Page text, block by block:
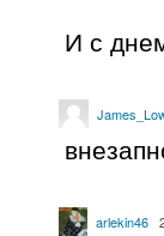
И с
arlekin46